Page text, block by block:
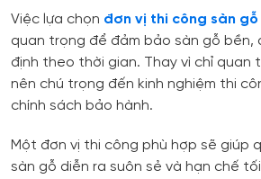
Việc lựa chọn đơn vị thi công sàn gỗ
quan trọng để đảm bảo sàn gỗ bền,
định theo thời gian. Thay vì chỉ quan
nên chú trọng đến kinh nghiệm thi
chính sách bảo hành.
Một đơn vị thi công phù hợp sẽ giúp
sàn gỗ diễn ra suôn sẻ và hạn chế